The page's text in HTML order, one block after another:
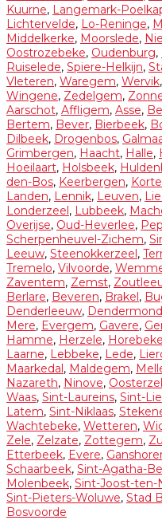
Kuurne, Langemark-
Lichtervelde, Lo-Reninge,
Middelkerke, Moorslede,
Oostrozebeke, Oudenburg,
Ruiselede, Spiere-Helkijn,
Vleteren, Waregem, Wervik,
Wingene, Zedelgem,
Aarschot, Affligem, Asse,
Bertem, Bever, Bierbeek,
Dilbeek, Drogenbos,
Grimbergen, Haacht, Halle,
Hoeilaart, Holsbeek,
den-Bos, Keerbergen,
Landen, Lennik, Leuven,
Londerzeel, Lubbeek,
Overijse, Oud-Heverlee,
Scherpenheuvel-Zichem,
Leeuw, Steenokkerzeel,
Tremelo, Vilvoorde,
Zaventem, Zemst,
Berlare, Beveren, Brakel,
Denderleeuw,
Mere, Evergem, Gavere,
Hamme, Herzele, Horebeke
Laarne, Lebbeke, Lede,
Maarkedal, Maldegem,
Nazareth, Ninove,
Waas, Sint-Laureins, Sint-
Latem, Sint-Niklaas,
Wachtebeke, Wetteren,
Zele, Zelzate, Zottegem,
Etterbeek, Evere,
Schaarbeek, Sint-Agatha-
Molenbeek, Sint-Joost-ten-
Sint-Pieters-Woluwe, Stad
Bosvoorde